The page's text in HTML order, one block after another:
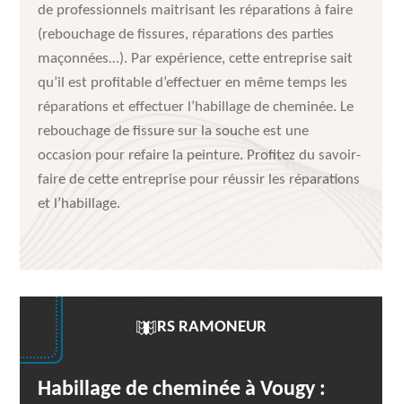
de professionnels maitrisant les réparations à faire
(rebouchage de fissures, réparations des parties
maçonnées…). Par expérience, cette entreprise sait
qu’il est profitable d’effectuer en même temps les
réparations et effectuer l’habillage de cheminée. Le
rebouchage de fissure sur la souche est une
occasion pour refaire la peinture. Profitez du savoir-
faire de cette entreprise pour réussir les réparations
et l’habillage.
RS RAMONEUR
Habillage de cheminée à Vougy :